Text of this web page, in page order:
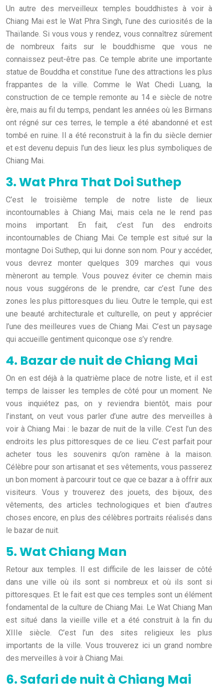
Un autre des merveilleux temples bouddhistes à voir à
Chiang Mai est le Wat Phra Singh, l’une des curiosités de la
Thaïlande. Si vous vous y rendez, vous connaîtrez sûrement
de nombreux faits sur le bouddhisme que vous ne
connaissez peut-être pas. Ce temple abrite une importante
statue de Bouddha et constitue l’une des attractions les plus
frappantes de la ville. Comme le Wat Chedi Luang, la
construction de ce temple remonte au 14 e siècle de notre
ère, mais au fil du temps, pendant les années où les Birmans
ont régné sur ces terres, le temple a été abandonné et est
tombé en ruine. Il a été reconstruit à la fin du siècle dernier
et est devenu depuis l’un des lieux les plus symboliques de
Chiang Mai.
3. Wat Phra That Doi Suthep
C’est le troisième temple de notre liste de lieux
incontournables à Chiang Mai, mais cela ne le rend pas
moins important. En fait, c’est l’un des endroits
incontournables de Chiang Mai. Ce temple est situé sur la
montagne Doi Suthep, qui lui donne son nom. Pour y accéder,
vous devrez monter quelques 309 marches qui vous
mèneront au temple. Vous pouvez éviter ce chemin mais
nous vous suggérons de le prendre, car c’est l’une des
zones les plus pittoresques du lieu. Outre le temple, qui est
une beauté architecturale et culturelle, on peut y apprécier
l’une des meilleures vues de Chiang Mai. C’est un paysage
qui accueille gentiment quiconque ose s’y rendre.
4. Bazar de nuit de Chiang Mai
On en est déjà à la quatrième place de notre liste, et il est
temps de laisser les temples de côté pour un moment. Ne
vous inquiétez pas, on y reviendra bientôt, mais pour
l’instant, on veut vous parler d’une autre des merveilles à
voir à Chiang Mai : le bazar de nuit de la ville. C’est l’un des
endroits les plus pittoresques de ce lieu. C’est parfait pour
acheter tous les souvenirs qu’on ramène à la maison.
Célèbre pour son artisanat et ses vêtements, vous passerez
un bon moment à parcourir tout ce que ce bazar a à offrir aux
visiteurs. Vous y trouverez des jouets, des bijoux, des
vêtements, des articles technologiques et bien d’autres
choses encore, en plus des célèbres portraits réalisés dans
le bazar de nuit.
5. Wat Chiang Man
Retour aux temples. Il est difficile de les laisser de côté
dans une ville où ils sont si nombreux et où ils sont si
pittoresques. Et le fait est que ces temples sont un élément
fondamental de la culture de Chiang Mai. Le Wat Chiang Man
est situé dans la vieille ville et a été construit à la fin du
XIIIe siècle. C’est l’un des sites religieux les plus
importants de la ville. Vous trouverez ici un grand nombre
des merveilles à voir à Chiang Mai.
6. Safari de nuit à Chiang Mai